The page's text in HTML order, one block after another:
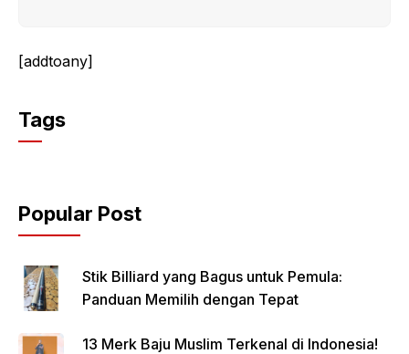
[addtoany]
Tags
Popular Post
Stik Billiard yang Bagus untuk Pemula:
Panduan Memilih dengan Tepat
13 Merk Baju Muslim Terkenal di Indonesia!